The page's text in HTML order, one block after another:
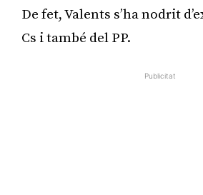
De fet, Valents s’ha nodrit
Cs i també del PP.
Publicitat